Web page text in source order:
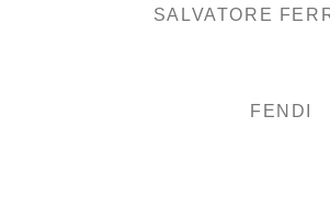
SALVATORE
FENDI